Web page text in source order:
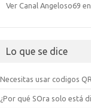
Ver Canal Angeloso69
Lo que se dice
Necesitas usar codigos
¿Por qué SOra solo está